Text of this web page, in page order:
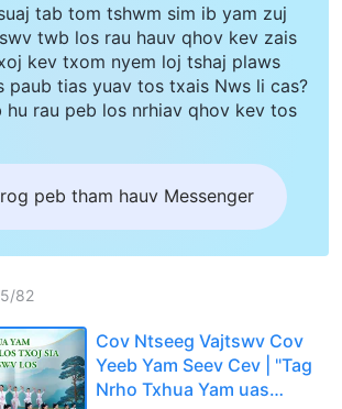
tab tom tshwm sim ib yam zuj
twb los rau hauv qhov kev zais
kev txom nyem loj tshaj plaws
paub tias yuav tos txais Nws li cas?
hu rau peb los nrhiav qhov kev tos
peb tham hauv Messenger
5/82
Cov Ntseeg Vajtswv Cov
Yeeb Yam Seev Cev | "Tag
Nrho Txhua Yam uas